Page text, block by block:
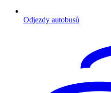
Odjezdy autobusů